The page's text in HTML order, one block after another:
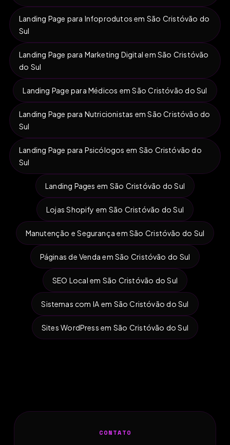
Landing Page para Infoprodutos em São Cristóvão do
Sul
Landing Page para Marketing Digital em São Cristóvão
do Sul
Landing Page para Médicos em São Cristóvão do Sul
Landing Page para Nutricionistas em São Cristóvão do
Sul
Landing Page para Psicólogos em São Cristóvão do
Sul
Landing Pages em São Cristóvão do Sul
Lojas Shopify em São Cristóvão do Sul
Manutenção e Segurança em São Cristóvão do Sul
Páginas de Venda em São Cristóvão do Sul
SEO Local em São Cristóvão do Sul
Sistemas com IA em São Cristóvão do Sul
Sites WordPress em São Cristóvão do Sul
CONTATO